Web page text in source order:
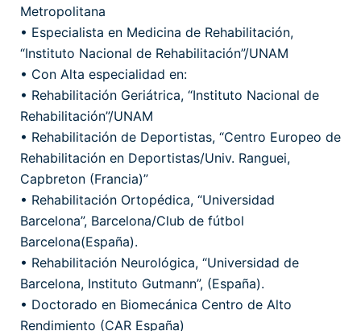
Metropolitana
• Especialista en Medicina de Rehabilitación,
“Instituto Nacional de Rehabilitación”/UNAM
• Con Alta especialidad en:
• Rehabilitación Geriátrica, “Instituto Nacional de
Rehabilitación”/UNAM
• Rehabilitación de Deportistas, “Centro Europeo de
Rehabilitación en Deportistas/Univ. Ranguei,
Capbreton (Francia)”
• Rehabilitación Ortopédica, “Universidad
Barcelona”, Barcelona/Club de fútbol
Barcelona(España).
• Rehabilitación Neurológica, “Universidad de
Barcelona, Instituto Gutmann”, (España).
• Doctorado en Biomecánica Centro de Alto
Rendimiento (CAR España)